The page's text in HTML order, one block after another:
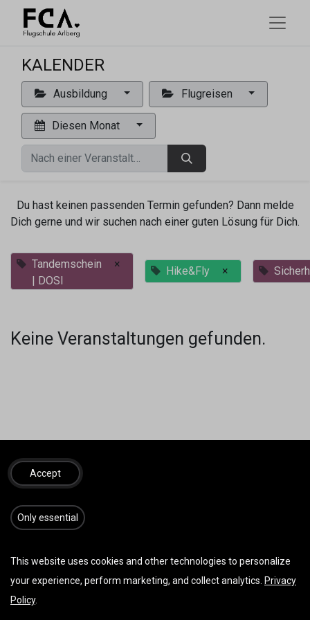
KALENDER
Ausbildung Flugreisen
Diesen Monat
Du hast keinen passenden Termin gefunden? Dann melde
Dich gerne und wir suchen nach einer guten Lösung für Dich.
Tandemschein
| DOSI
×
Hike&Fly ×
Keine Veranstaltungen gefunden.
SINNVOLLES
Accept
​​​Only essential
This website uses cookies and other technologies to personalize
your experience, perform marketing, and collect analytics. Privacy
Policy.